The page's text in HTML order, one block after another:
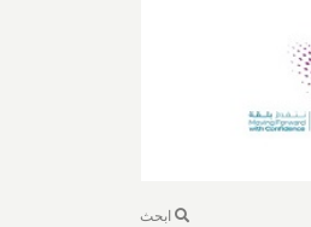
ابحث